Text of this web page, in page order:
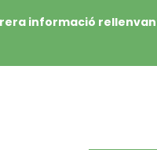
informació